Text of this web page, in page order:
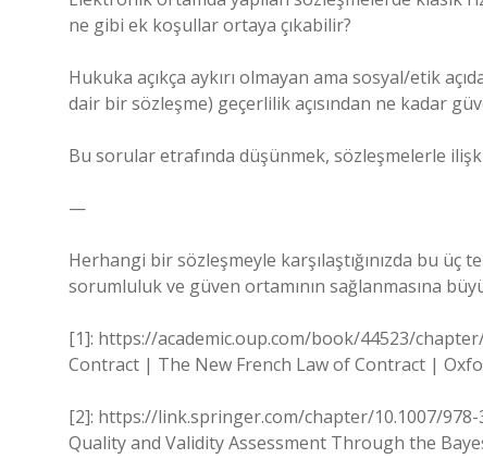
ne gibi ek koşullar ortaya çıkabilir?
Hukuka açıkça aykırı olmayan ama sosyal/etik
dair bir sözleşme) geçerlilik açısından ne kadar
Bu sorular etrafında düşünmek, sözleşmelerle
—
Herhangi bir sözleşmeyle karşılaştığınızda bu üç
sorumluluk ve güven ortamının sağlanmasına
[1]: https://academic.oup.com/book/44523/
Contract | The New French Law of Contract |
[2]: https://link.springer.com/chapter/10.1007/
Quality and Validity Assessment Through the